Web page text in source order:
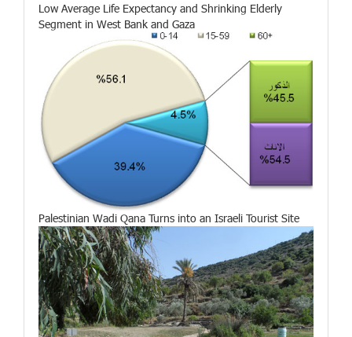
Low Average Life Expectancy and Shrinking Elderly
Segment in West Bank and Gaza
Palestinian Wadi Qana Turns into an Israeli Tourist Site